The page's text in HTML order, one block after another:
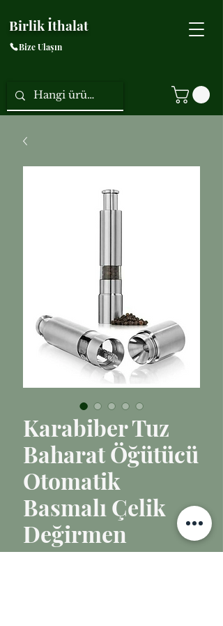
Birlik İthalat
Bize Ulaşın
Karabiber Tuz
Baharat Öğütücü
Otomatik
Basmalı Çelik
Değirmen